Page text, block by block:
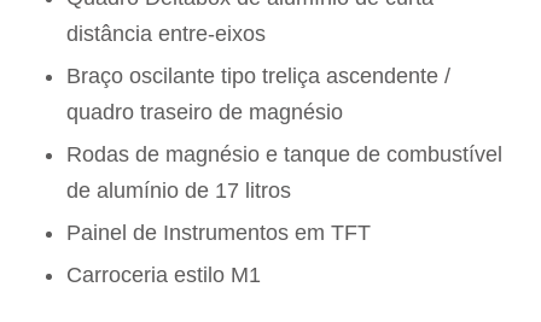
distância entre-eixos
Braço oscilante tipo treliça ascendente /
quadro traseiro de magnésio
Rodas de magnésio e tanque de combustível
de alumínio de 17 litros
Painel de Instrumentos em TFT
Carroceria estilo M1